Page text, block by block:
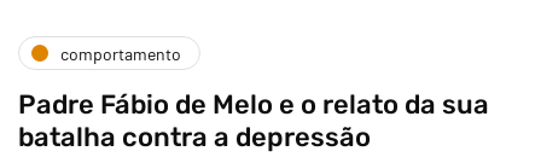
comportamento
Padre Fábio de Melo e o relato da sua
batalha contra a depressão